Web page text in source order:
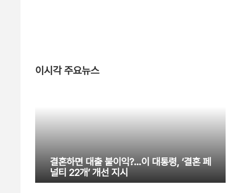
이시각 주요뉴스
결혼하면 대출 불이익?…이 대통령, ‘결혼 페
널티 22개’ 개선 지시